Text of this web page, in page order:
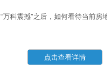
“万科震撼”之后，如何看待当前房
点击查看详情